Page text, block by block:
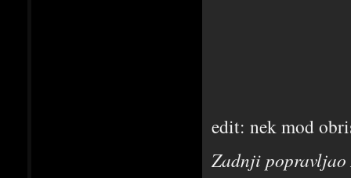
edit: nek mod
Zadnji